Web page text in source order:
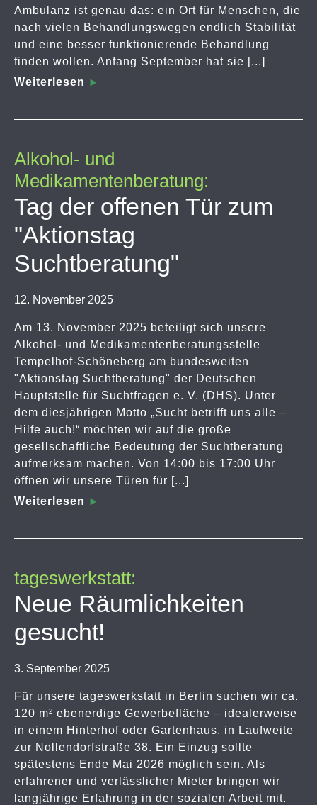
Ambulanz ist genau das: ein Ort für Menschen, die
nach vielen Behandlungswegen endlich Stabilität
und eine besser funktionierende Behandlung
finden wollen. Anfang September hat sie [...]
Weiterlesen
Alkohol- und
Medikamentenberatung:
Tag der offenen Tür zum
"Aktionstag
Suchtberatung"
12. November 2025
Am 13. November 2025 beteiligt sich unsere
Alkohol- und Medikamentenberatungsstelle
Tempelhof-Schöneberg am bundesweiten
"Aktionstag Suchtberatung" der Deutschen
Hauptstelle für Suchtfragen e. V. (DHS). Unter
dem diesjährigen Motto „Sucht betrifft uns alle –
Hilfe auch!“ möchten wir auf die große
gesellschaftliche Bedeutung der Suchtberatung
aufmerksam machen. Von 14:00 bis 17:00 Uhr
öffnen wir unsere Türen für [...]
Weiterlesen
tageswerkstatt:
Neue Räumlichkeiten
gesucht!
3. September 2025
Für unsere tageswerkstatt in Berlin suchen wir ca.
120 m² ebenerdige Gewerbefläche – idealerweise
in einem Hinterhof oder Gartenhaus, in Laufweite
zur Nollendorfstraße 38. Ein Einzug sollte
spätestens Ende Mai 2026 möglich sein. Als
erfahrener und verlässlicher Mieter bringen wir
langjährige Erfahrung in der sozialen Arbeit mit.